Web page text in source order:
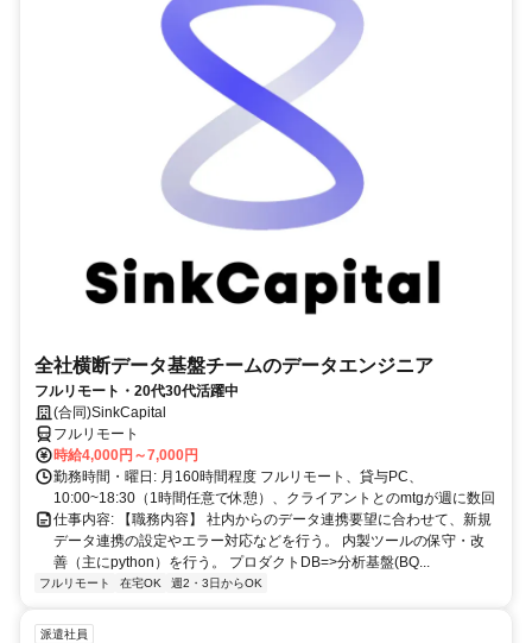
全社横断データ基盤チームのデータエンジニア
フルリモート・20代30代活躍中
(合同)SinkCapital
フルリモート
時給4,000円～7,000円
勤務時間・曜日: 月160時間程度 フルリモート、貸与PC、
10:00~18:30（1時間任意で休憩）、クライアントとのmtgが週に数回
仕事内容: 【職務内容】 社内からのデータ連携要望に合わせて、新規
データ連携の設定やエラー対応などを行う。 内製ツールの保守・改
善（主にpython）を行う。 プロダクトDB=>分析基盤(BQ...
フルリモート 在宅OK 週2・3日からOK
派遣社員